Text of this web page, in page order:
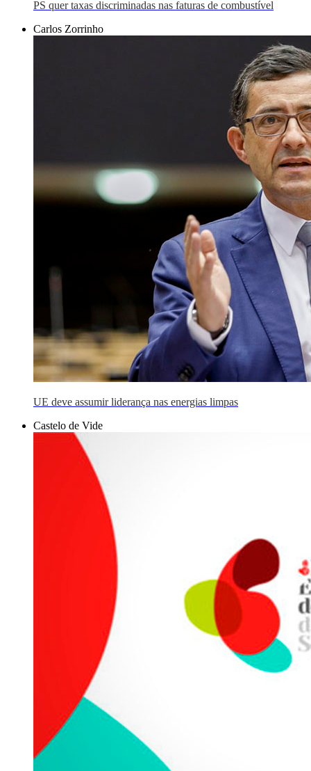
PS quer taxas discriminadas nas faturas de combustível
Carlos Zorrinho
UE deve assumir liderança nas energias limpas
Castelo de Vide